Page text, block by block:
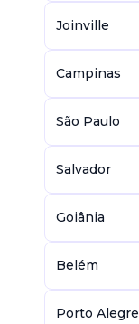
Joinville
Campinas
São Paulo
Salvador
Goiânia
Belém
Porto Alegre